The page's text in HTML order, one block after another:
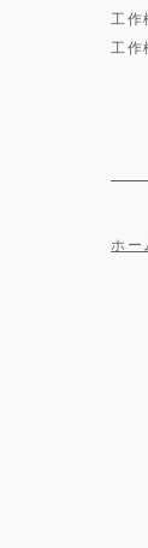
工
工作
ホー